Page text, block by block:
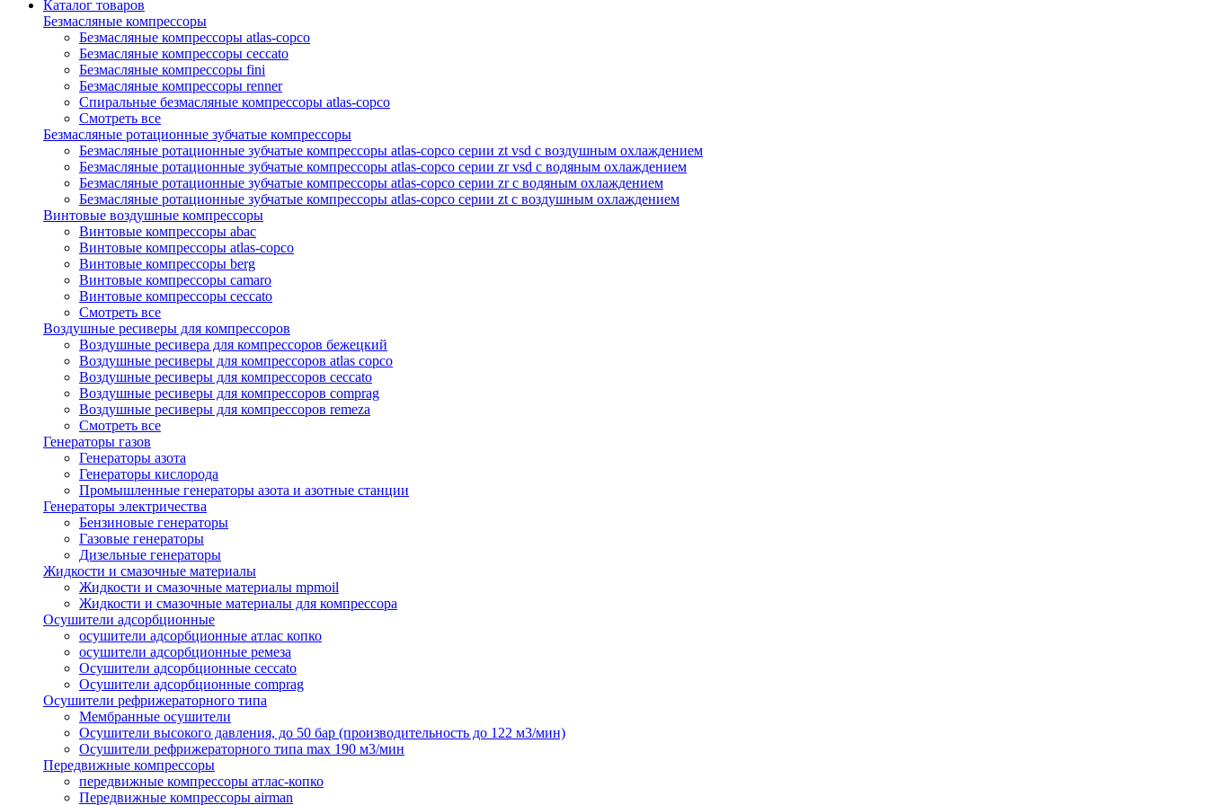
Каталог товаров
Безмасляные компрессоры
Безмасляные компрессоры atlas-copco
Безмасляные компрессоры ceccato
Безмасляные компрессоры fini
Безмасляные компрессоры renner
Спиральные безмасляные компрессоры atlas-copco
Смотреть все
Безмасляные ротационные зубчатые компрессоры
Безмасляные ротационные зубчатые компрессоры atlas-copco серии zt vsd с воздушным охлаждением
Безмасляные ротационные зубчатые компрессоры atlas-copco серии zr vsd с водяным охлаждением
Безмасляные ротационные зубчатые компрессоры atlas-copco серии zr с водяным охлаждением
Безмасляные ротационные зубчатые компрессоры atlas-copco серии zt с воздушным охлаждением
Винтовые воздушные компрессоры
Винтовые компрессоры abac
Винтовые компрессоры atlas-copco
Винтовые компрессоры berg
Винтовые компрессоры camaro
Винтовые компрессоры ceccato
Смотреть все
Воздушные ресиверы для компрессоров
Воздушные ресивера для компрессоров бежецкий
Воздушные ресиверы для компрессоров atlas copco
Воздушные ресиверы для компрессоров ceccato
Воздушные ресиверы для компрессоров comprag
Воздушные ресиверы для компрессоров remeza
Смотреть все
Генераторы газов
Генераторы азота
Генераторы кислорода
Промышленные генераторы азота и азотные станции
Генераторы электричества
Бензиновые генераторы
Газовые генераторы
Дизельные генераторы
Жидкости и смазочные материалы
Жидкости и смазочные материалы mpmoil
Жидкости и смазочные материалы для компрессора
Осушители адсорбционные
осушители адсорбционные атлас копко
осушители адсорбционные ремеза
Осушители адсорбционные ceccato
Осушители адсорбционные comprag
Осушители рефрижераторного типа
Мембранные осушители
Осушители высокого давления, до 50 бар (производительность до 122 м3/мин)
Осушители рефрижераторного типа max 190 м3/мин
Передвижные компрессоры
передвижные компрессоры атлас-копко
Передвижные компрессоры airman